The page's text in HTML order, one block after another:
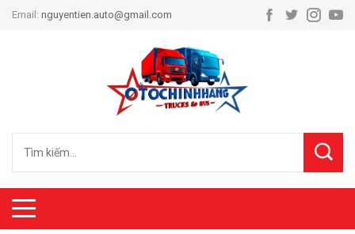
Email: nguyentien.auto@gmail.com